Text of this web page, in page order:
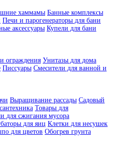
хаммамы Банные комплексы
Печи и парогенераторы для бани
аксессуары Купели для бани
ограждения Унитазы для дома
Писсуары Смесители для ванной и
Выращивание рассады Садовый
Товары для
для сжигания мусора
для яиц Клетки для несушек
для цветов Обогрев грунта